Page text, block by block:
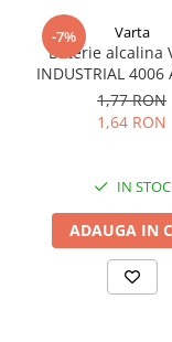
Redresoare,
Redresoare auto,
stationare
UPS Calculatoare si
UPS Trifazat
Stabilizatoare
PDUs unitati de
-7% Varta
Baterie alcalina
INDUSTRIAL 4006
1.5V bulk
1,77 RON
1,64 RON
IN STOC
ADAUGA IN